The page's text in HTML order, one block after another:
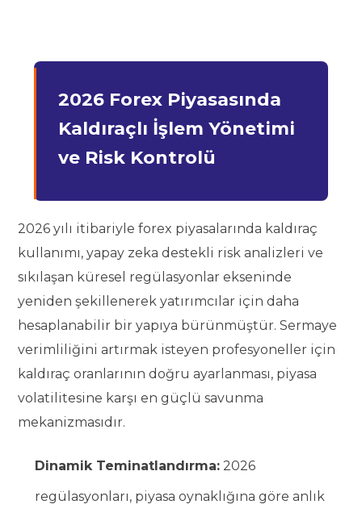
2026 Forex Piyasasında
Kaldıraçlı İşlem Yönetimi
ve Risk Kontrolü
2026 yılı itibariyle forex piyasalarında kaldıraç
kullanımı, yapay zeka destekli risk analizleri ve
sıkılaşan küresel regülasyonlar ekseninde
yeniden şekillenerek yatırımcılar için daha
hesaplanabilir bir yapıya bürünmüştür. Sermaye
verimliliğini artırmak isteyen profesyoneller için
kaldıraç oranlarının doğru ayarlanması, piyasa
volatilitesine karşı en güçlü savunma
mekanizmasıdır.
Dinamik Teminatlandırma: 2026
regülasyonları, piyasa oynaklığına göre anlık